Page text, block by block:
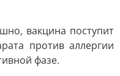
вакцина поступит
против аллергии
фазе.